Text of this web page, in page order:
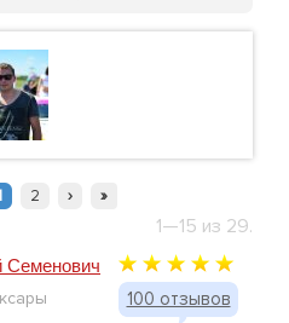
2 › »
1—15 из 29.
100 отзывов
Семенович